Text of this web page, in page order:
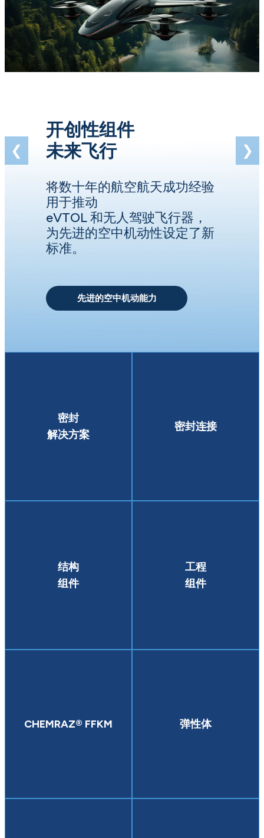
开创性组件
未来飞行
将数十年的航空航天成功经验
用于推动
eVTOL 和无人驾驶飞行器，
为先进的空中机动性设定了新
标准。
先进的空中机动能力
❮ ❯
密封
解决方案
密封连接
结构
组件
工程
组件
CHEMRAZ® FFKM 弹性体